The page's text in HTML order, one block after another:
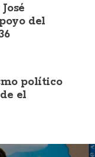
del
político
el